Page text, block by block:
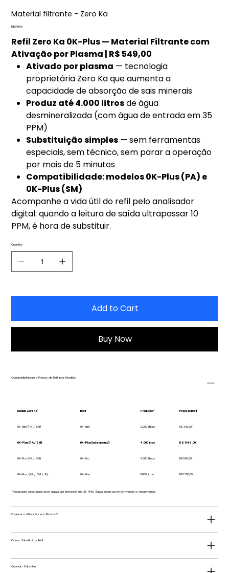
Material filtrante - Zero Ka
Price
R$549.00
Refil Zero Ka 0K-Plus — Material Filtrante com
Ativação por Plasma | R$ 549,00
Ativado por plasma — tecnologia
proprietária Zero Ka que aumenta a
capacidade de absorção de sais minerais
Produz até 4.000 litrosde água
desmineralizada (com água de entrada em 35
PPM)
Substituição simples — sem ferramentas
especiais, sem técnico, sem parar a operação
por mais de 5 minutos
Compatibilidade: modelos 0K-Plus (PA) e
0K-Plus (SM)
Acompanhe a vida útil do refil pelo analisador
digital: quando a leitura de saída ultrapassar 10
PPM, é hora de substituir.
Quantity
Add to Cart
Buy Now
Compatibilidade e Preços de Refil por Modelo
Modelo Zero Ka Refil Produção* Preço do Refil
0K-Mini (PA / SM) 0K-Mini 2.000 litros R$ 349,00
0K-Plus (PA / SM) 0K-Plus (este produto) 4.000 litros R$ 549,00
0K-Pro (PA / SM) 0K-Pro 9.000 litros R$ 1.190,00
0K-Max (PA / SM / AI) 0K-Max 11.000 litros R$ 1.390,00
*Produção calculada com água de entrada em 35 PPM. Água mais pura aumenta o rendimento.
O que é a Ativação por Plasma?
Como Substituir o Refil
Quando Substituir